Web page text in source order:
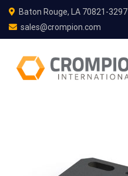
Baton Rouge, LA 70821-3297
sales@crompion.com